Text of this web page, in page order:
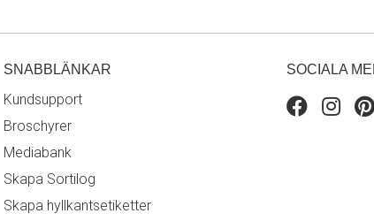
SNABBLÄNKAR
Kundsupport
Broschyrer
Mediabank
Skapa Sortilog
Skapa hyllkantsetiketter
SOCIALA
Facebook